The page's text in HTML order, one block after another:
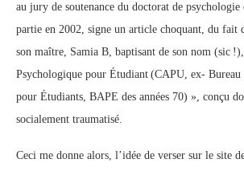
au jury de soutenance du doctorat de
partie en 2002, signe un article choquant, du fait
son maître, Samia B, baptisant de son nom (sic
Psychologique pour Étudiant (CAPU, ex- Bureau
pour Étudiants, BAPE des années 70) », conçu
socialement traumatisé.
Ceci me donne alors, l’idée de verser sur le site